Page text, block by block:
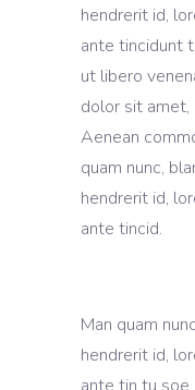
hendrerit id,
ante tincidunt
ut libero
dolor sit
Aenean
quam nunc,
hendrerit id,
ante tincid.
Man quam
hendrerit id,